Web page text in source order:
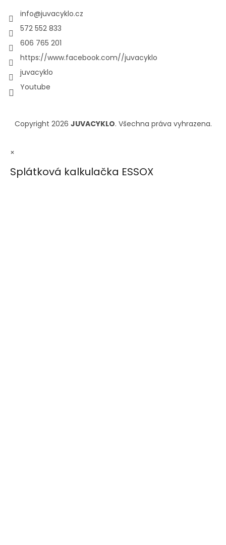
info@juvacyklo.cz
572 552 833
606 765 201
https://www.facebook.com//juvacyklo
juvacyklo
Youtube
Copyright 2026 JUVACYKLO. Všechna práva vyhrazena.
×
Splátková kalkulačka ESSOX